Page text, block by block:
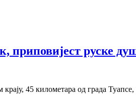
руске
45 километара од града